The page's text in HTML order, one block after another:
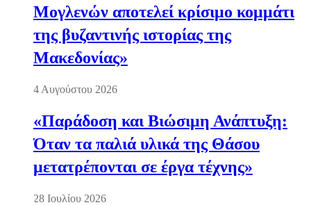
Μογλενών αποτελεί κρίσιμο κομμάτι
της βυζαντινής ιστορίας της
Μακεδονίας»
4 Αυγούστου 2026
«Παράδοση και Βιώσιμη Ανάπτυξη:
Όταν τα παλιά υλικά της Θάσου
μετατρέπονται σε έργα τέχνης»
28 Ιουλίου 2026